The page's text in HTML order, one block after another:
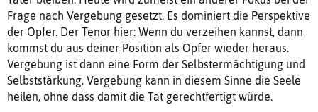
Frage nach Vergebung gesetzt. Es dominiert die Perspektive
der Opfer. Der Tenor hier: Wenn du verzeihen kannst, dann
kommst du aus deiner Position als Opfer wieder heraus.
Vergebung ist dann eine Form der Selbstermächtigung und
Selbststärkung. Vergebung kann in diesem Sinne die Seele
heilen, ohne dass damit die Tat gerechtfertigt würde.